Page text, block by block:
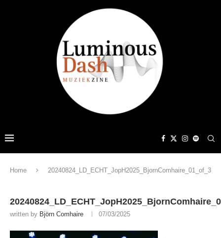
Home 20240824_LD_ECHT_JopH2025_BjornComhaire_01_of_3
written by Björn Comhaire 07/03/2025